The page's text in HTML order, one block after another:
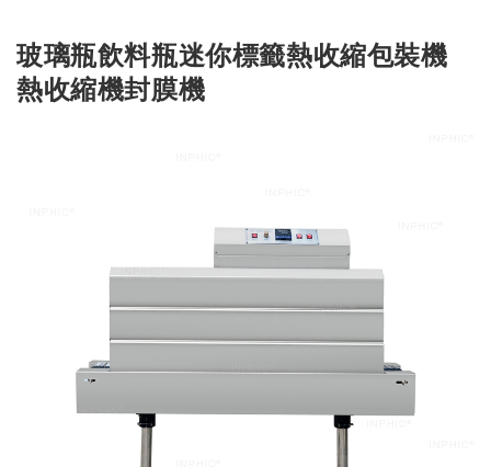
玻璃瓶飲料瓶迷你標籤熱收縮包裝機
熱收縮機封膜機